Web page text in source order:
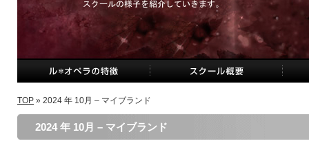
TOP » 2024 年 10月 – マイブランド
2024 年 10月 – マイブランド